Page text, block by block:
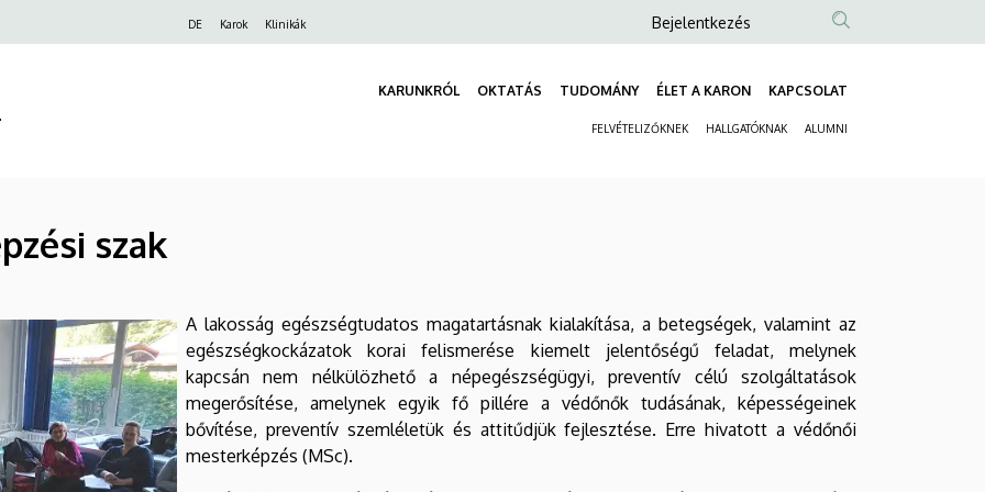
DE Karok Klinikák
Anonim
fiók
menüje
Bejelentkezés
KARUNKRÓL OKTATÁS TUDOMÁNY ÉLET A KARON KAPCSOLAT
FELVÉTELIZŐKNEK HALLGATÓKNAK ALUMNI
szak
A lakosság egészségtudatos magatartásnak kialakítása, a betegségek, valamint az
egészségkockázatok korai felismerése kiemelt jelentőségű feladat, melynek
kapcsán nem nélkülözhető a népegészségügyi, preventív célú szolgáltatások
megerősítése, amelynek egyik fő pillére a védőnők tudásának, képességeinek
bővítése, preventív szemléletük és attitűdjük fejlesztése. Erre hivatott a védőnői
mesterképzés (MSc).